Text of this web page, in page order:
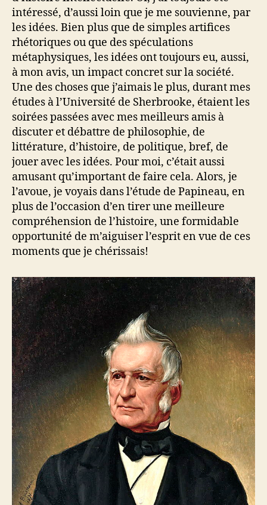
intéressé, d’aussi loin que je me souvienne, par
les idées. Bien plus que de simples artifices
rhétoriques ou que des spéculations
métaphysiques, les idées ont toujours eu, aussi,
à mon avis, un impact concret sur la société.
Une des choses que j’aimais le plus, durant mes
études à l’Université de Sherbrooke, étaient les
soirées passées avec mes meilleurs amis à
discuter et débattre de philosophie, de
littérature, d’histoire, de politique, bref, de
jouer avec les idées. Pour moi, c’était aussi
amusant qu’important de faire cela. Alors, je
l’avoue, je voyais dans l’étude de Papineau, en
plus de l’occasion d’en tirer une meilleure
compréhension de l’histoire, une formidable
opportunité de m’aiguiser l’esprit en vue de ces
moments que je chérissais!